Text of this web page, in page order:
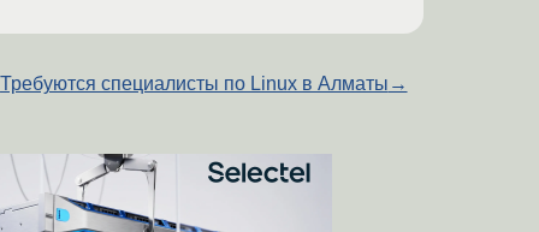
Требуются специалисты по Linux в Алматы →